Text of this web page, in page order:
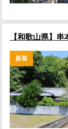
【和歌山県】
新着